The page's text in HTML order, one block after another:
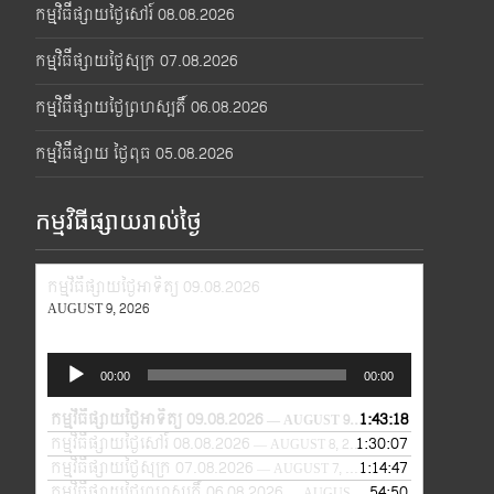
កម្មវិធីផ្សាយថ្ងៃសៅរ៍ 08.08.2026
កម្មវិធីផ្សាយថ្ងៃសុក្រ 07.08.2026
កម្មវិធីផ្សាយថ្ងៃព្រហស្បតិ៍ 06.08.2026
កម្មវិធីផ្សាយ ថ្ងៃពុធ 05.08.2026
កម្មវិធីផ្សាយរាល់ថ្ងៃ
កម្មវិធីផ្សាយថ្ងៃអាទិត្យ 09.08.2026
AUGUST 9, 2026
Audio
Player
00:00 00:00
កម្មវិធីផ្សាយថ្ងៃអាទិត្យ 09.08.2026— AUGUST 9, 2026 1:43:18
កម្មវិធីផ្សាយថ្ងៃសៅរ៍ 08.08.2026
— AUGUST 8, 2026 1:30:07
កម្មវិធីផ្សាយថ្ងៃសុក្រ 07.08.2026
— AUGUST 7, 2026
1:14:47